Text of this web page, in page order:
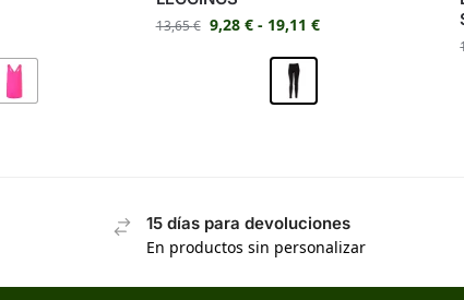
13,65€ 9,28 € - 19,11 €
15 días para devoluciones
En productos sin personalizar